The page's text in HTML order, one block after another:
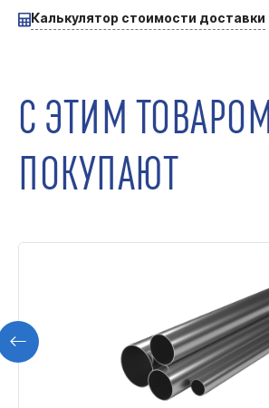
Калькулятор стоимости доставки
С ЭТИМ
ПОКУПАЮТ